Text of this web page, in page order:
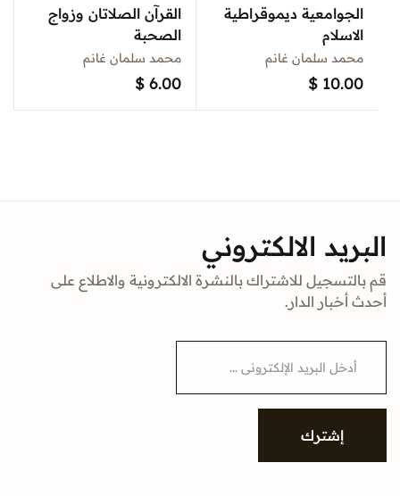
القرآن الصلاتان وزواج
الصحبة
محمد سلمان غانم
$ 6.00
الجوامعية ديموقراطية
الاسلام
محمد سلمان غانم
$ 10.00
البريد الالكتروني
قم بالتسجيل للاشتراك بالنشرة الالكترونية والاطلاع على
أحدث أخبار الدار.
i
إشترك